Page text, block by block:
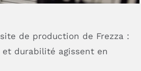
site de production de Frezza :
et durabilité agissent en